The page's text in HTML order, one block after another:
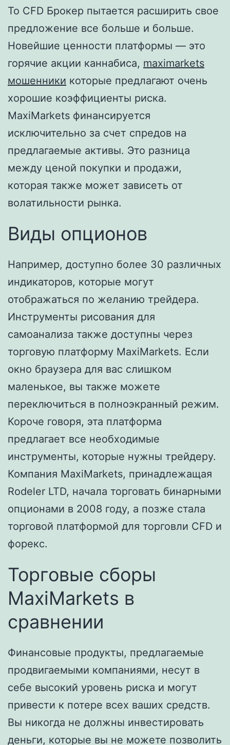
То CFD Брокер пытается расширить свое
предложение все больше и больше.
Новейшие ценности платформы — это
горячие акции каннабиса, maximarkets
мошенники которые предлагают очень
хорошие коэффициенты риска.
MaxiMarkets финансируется
исключительно за счет спредов на
предлагаемые активы. Это разница
между ценой покупки и продажи,
которая также может зависеть от
волатильности рынка.
Виды опционов
Например, доступно более 30 различных
индикаторов, которые могут
отображаться по желанию трейдера.
Инструменты рисования для
самоанализа также доступны через
торговую платформу MaxiMarkets. Если
окно браузера для вас слишком
маленькое, вы также можете
переключиться в полноэкранный режим.
Короче говоря, эта платформа
предлагает все необходимые
инструменты, которые нужны трейдеру.
Компания MaxiMarkets, принадлежащая
Rodeler LTD, начала торговать бинарными
опционами в 2008 году, а позже стала
торговой платформой для торговли CFD и
форекс.
Торговые сборы
MaxiMarkets в
сравнении
Финансовые продукты, предлагаемые
продвигаемыми компаниями, несут в
себе высокий уровень риска и могут
привести к потере всех ваших средств.
Вы никогда не должны инвестировать
деньги, которые вы не можете позволить